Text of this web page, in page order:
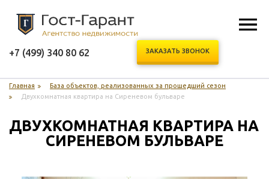
+7 (499) 340 80 62 ЗАКАЗАТЬ ЗВОНОК
Главная
База объектов, реализованных за прошедший сезон
Двухкомнатная квартира на Сиреневом бульваре
ДВУХКОМНАТНАЯ КВАРТИРА НА
СИРЕНЕВОМ БУЛЬВАРЕ